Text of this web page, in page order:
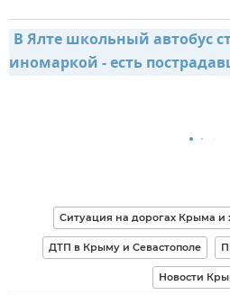
В Ялте школьный автобус
иномаркой - есть
Ситуация на дорогах Крыма и
ДТП в Крыму и Севастополе
Новости